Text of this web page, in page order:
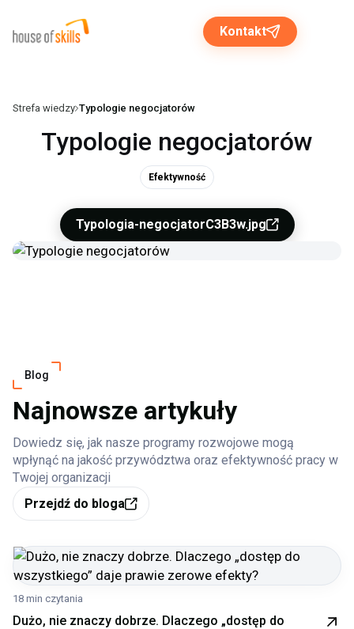
Kontakt
Strefa wiedzy Typologie negocjatorów
Typologie negocjatorów
Efektywność
Typologia-negocjatorC3B3w.jpg
Blog
Najnowsze artykuły
Dowiedz się, jak nasze programy rozwojowe mogą
wpłynąć na jakość przywództwa oraz efektywność pracy w
Twojej organizacji
Przejdź do bloga
18 min czytania
Dużo, nie znaczy dobrze. Dlaczego „dostęp do